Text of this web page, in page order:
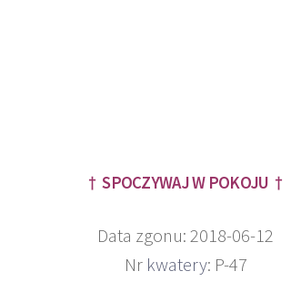
† SPOCZYWAJ W POKOJU †
Data zgonu: 2018-06-12
Nr kwatery: P-47